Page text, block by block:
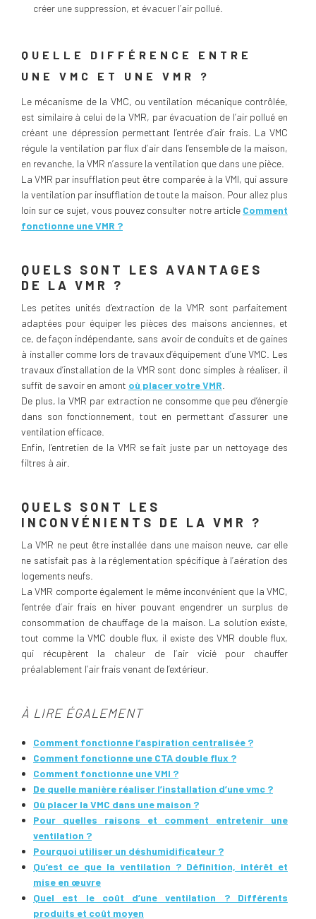
créer une suppression, et évacuer l’air pollué.
QUELLE DIFFÉRENCE ENTRE
UNE VMC ET UNE VMR ?
Le mécanisme de la VMC, ou ventilation mécanique contrôlée,
est similaire à celui de la VMR, par évacuation de l’air pollué en
créant une dépression permettant l’entrée d’air frais. La VMC
régule la ventilation par flux d’air dans l’ensemble de la maison,
en revanche, la VMR n’assure la ventilation que dans une pièce.
La VMR par insufflation peut être comparée à la VMI, qui assure
la ventilation par insufflation de toute la maison. Pour allez plus
loin sur ce sujet, vous pouvez consulter notre article Comment
fonctionne une VMR ?
QUELS SONT LES AVANTAGES
DE LA VMR ?
Les petites unités d’extraction de la VMR sont parfaitement
adaptées pour équiper les pièces des maisons anciennes, et
ce, de façon indépendante, sans avoir de conduits et de gaines
à installer comme lors de travaux d’équipement d’une VMC. Les
travaux d’installation de la VMR sont donc simples à réaliser, il
suffit de savoir en amont où placer votre VMR
De plus, la VMR par extraction ne consomme que peu d’énergie
dans son fonctionnement, tout en permettant d’assurer une
ventilation efficace.
Enfin, l’entretien de la VMR se fait juste par un nettoyage des
filtres à air.
QUELS SONT LES
INCONVÉNIENTS DE LA VMR ?
La VMR ne peut être installée dans une maison neuve, car elle
ne satisfait pas à la réglementation spécifique à l’aération des
logements neufs.
La VMR comporte également le même inconvénient que la VMC,
l’entrée d’air frais en hiver pouvant engendrer un surplus de
consommation de chauffage de la maison. La solution existe,
tout comme la VMC double flux, il existe des VMR double flux,
qui récupèrent la chaleur de l’air vicié pour chauffer
préalablement l’air frais venant de l’extérieur.
À LIRE ÉGALEMENT
Comment fonctionne l’aspiration centralisée ?
Comment fonctionne une CTA double flux ?
Comment fonctionne une VMI ?
De quelle manière réaliser l’installation d’une vmc ?
Où placer la VMC dans une maison ?
Pour quelles raisons et comment entretenir une
ventilation ?
Pourquoi utiliser un déshumidificateur ?
Qu’est ce que la ventilation ? Définition, intérêt et
mise en œuvre
Quel est le coût d’une ventilation ? Différents
produits et coût moyen